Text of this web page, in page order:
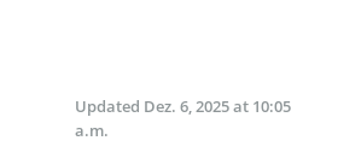
Updated Dez. 6, 2025 at 10:05
a.m.